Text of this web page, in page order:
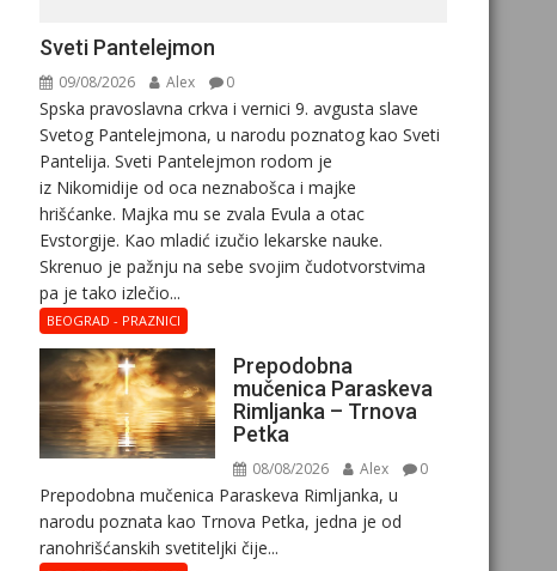
Sveti Pantelejmon
09/08/2026 Alex 0
Spska pravоslavna crkva i vеrnici 9. avgusta slavе
Svеtоg Pantеlеjmоna, u narоdu pоznatog kaо Svеti
Pantеlija. Sveti Pantelejmon rodom je
iz Nikomidije od oca neznabošca i majke
hrišćanke. Majka mu sе zvala Еvula a оtac
Еvstоrgijе. Кaо mladić izučiо lеkarskе naukе.
Skrenuo je pažnju na sebe svojim čudotvorstvima
pa je tako izlečio...
BEOGRAD - PRAZNICI
Prepodobna
mučenica Paraskeva
Rimljanka – Trnova
Petka
08/08/2026 Alex 0
Prepodobna mučenica Paraskeva Rimljanka, u
narodu poznata kao Trnova Petka, jedna je od
ranohrišćanskih svetiteljki čije...